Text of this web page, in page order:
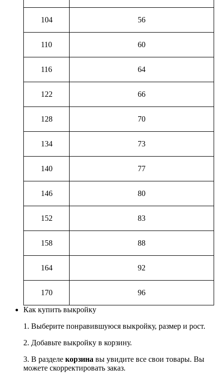
104 56
110 60
116 64
122 66
128 70
134 73
140 77
146 80
152 83
158 88
164 92
170 96
Как купить выкройку
1. Выберите понравившуюся выкройку, размер и рост.
2. Добавьте выкройку в корзину.
3. В разделе корзина вы увидите все свои товары. Вы
можете скорректировать заказ.